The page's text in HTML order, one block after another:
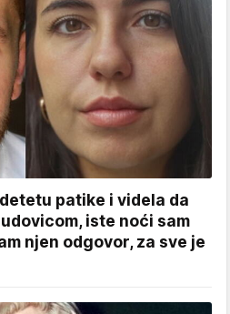
patike i videla da
iste noći sam
njen odgovor, za sve je